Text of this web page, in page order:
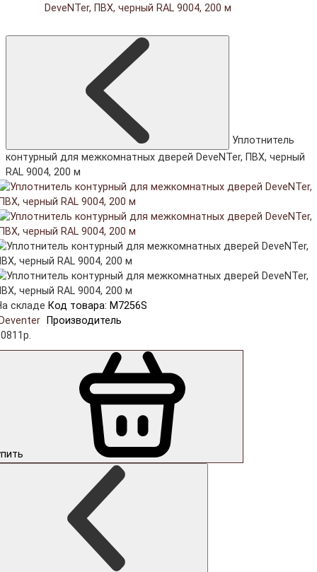
DeveNTer, ПВХ, черный RAL 9004, 200 м
Уплотнитель
контурный для межкомнатных дверей DeveNTer, ПВХ, черный
RAL 9004, 200 м
складе Код товара: M7256S
Производитель